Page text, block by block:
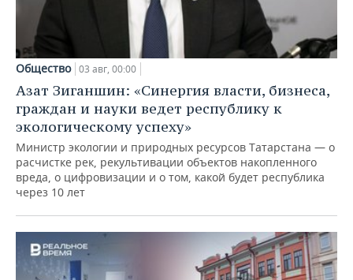
Общество 03 авг, 00:00
Азат Зиганшин: «Синергия власти, бизнеса,
граждан и науки ведет республику к
экологическому успеху»
Министр экологии и природных ресурсов Татарстана — о
расчистке рек, рекультивации объектов накопленного
вреда, о цифровизации и о том, какой будет республика
через 10 лет